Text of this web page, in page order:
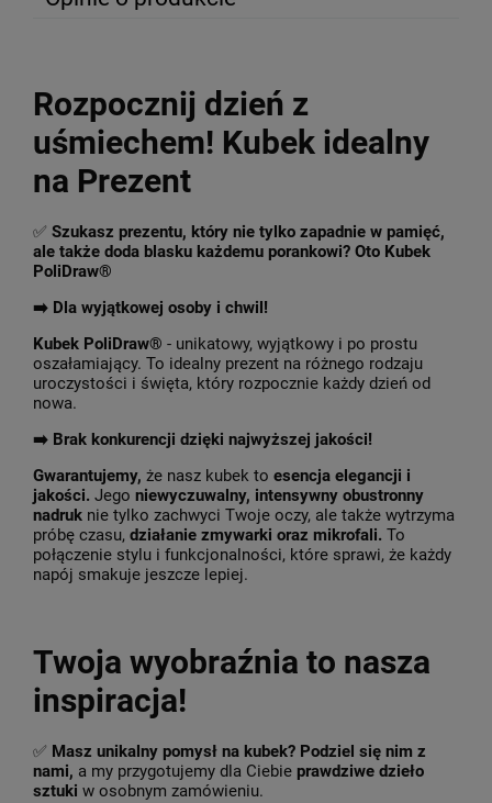
Rozpocznij dzień z
uśmiechem! Kubek idealny
na Prezent
✅ Szukasz prezentu, który nie tylko zapadnie w pamięć,
ale także doda blasku każdemu porankowi? Oto Kubek
PoliDraw®
➡️ Dla wyjątkowej osoby i chwil!
Kubek PoliDraw® - unikatowy, wyjątkowy i po prostu
oszałamiający. To idealny prezent na różnego rodzaju
uroczystości i święta, który rozpocznie każdy dzień od
nowa.
➡️ Brak konkurencji dzięki najwyższej jakości!
Gwarantujemy, że nasz kubek to esencja elegancji i
jakości. Jego niewyczuwalny, intensywny obustronny
nadruk nie tylko zachwyci Twoje oczy, ale także wytrzyma
próbę czasu, działanie zmywarki oraz mikrofali. To
połączenie stylu i funkcjonalności, które sprawi, że każdy
napój smakuje jeszcze lepiej.
Twoja wyobraźnia to nasza
inspiracja!
✅ Masz unikalny pomysł na kubek? Podziel się nim z
nami, a my przygotujemy dla Ciebie prawdziwe dzieło
sztuki w osobnym zamówieniu.